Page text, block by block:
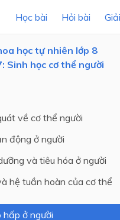
Học bài Hỏi bài
Lớp 12
Lớp 11
Lớp 10
Lớp 9
học tự nhiên lớp 8
Sinh học cơ thể người
về cơ thể người
động ở người
và tiêu hóa ở người
hệ tuần hoàn của cơ thể
hấp ở người